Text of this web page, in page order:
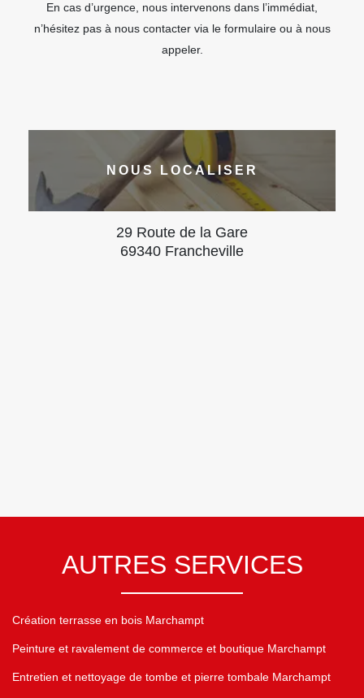
En cas d’urgence, nous intervenons dans l’immédiat,
n’hésitez pas à nous contacter via le formulaire ou à nous
appeler.
NOUS LOCALISER
29 Route de la Gare
69340 Francheville
AUTRES SERVICES
Création terrasse en bois Marchampt
Peinture et ravalement de commerce et boutique Marchampt
Entretien et nettoyage de tombe et pierre tombale Marchampt